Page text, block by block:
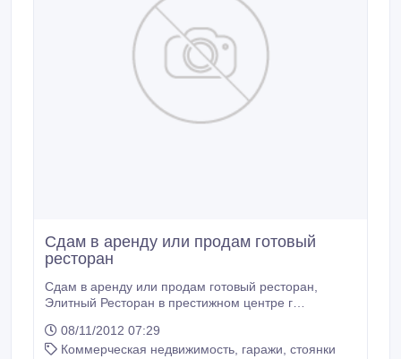
Сдам в аренду или продам готовый
ресторан
Сдам в аренду или продам готовый ресторан,
Элитный Ресторан в престижном центре г
Полноценно оборудованный ресторан в идеальном
помещении, цена за 1 кв.м 27 долларов, сот тел: 8
08/11/2012 07:29
Коммерческая недвижимость, гаражи, стоянки